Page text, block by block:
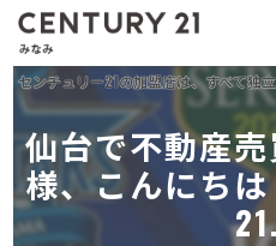
仙台で不動産
様、こんにち